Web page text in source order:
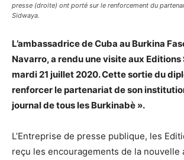
presse (droite) ont porté sur le renforcement du
Sidwaya.
L’ambassadrice de Cuba au Burkina
Navarro, a rendu une visite aux
mardi 21 juillet 2020. Cette sortie du
renforcer le partenariat de son
journal de tous les Burkinabè ».
L’Entreprise de presse publique, les
reçu les encouragements de la nouvelle